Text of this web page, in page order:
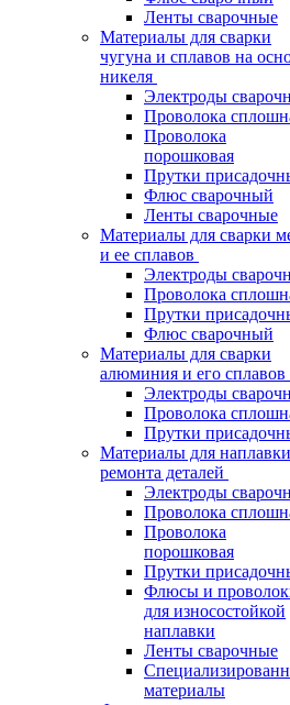
Ленты сварочные
Материалы для сварки
чугуна и сплавов на
никеля
Электроды
Проволока
Проволока
порошковая
Прутки
Флюс сварочный
Ленты сварочные
Материалы для сварки
и ее сплавов
Электроды
Проволока
Прутки
Флюс сварочный
Материалы для сварки
алюминия и его сплавов
Электроды
Проволока
Прутки
Материалы для
ремонта деталей
Электроды
Проволока
Проволока
порошковая
Прутки
Флюсы и
для износостойкой
наплавки
Ленты сварочные
материалы